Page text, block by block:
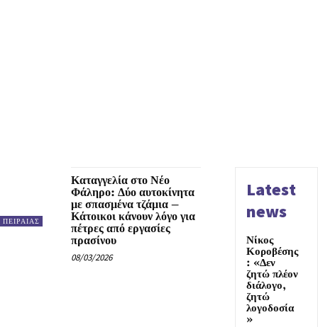
ΠΕΙΡΑΙΑΣ
Καταγγελία στο Νέο
Φάληρο: Δύο αυτοκίνητα
με σπασμένα τζάμια –
Κάτοικοι κάνουν λόγο για
πέτρες από εργασίες
πρασίνου
08/03/2026
Latest
news
Νίκος
Κοροβέσης
: «Δεν
ζητώ πλέον
διάλογο,
ζητώ
λογοδοσία
»